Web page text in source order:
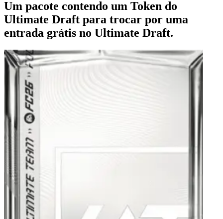
Um pacote contendo um Token do
Ultimate Draft para trocar por uma
entrada grátis no Ultimate Draft.